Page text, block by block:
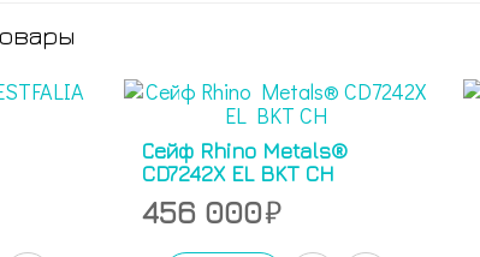
Сейф Rhino Metals®
CD7242X EL BKT CH
456 000